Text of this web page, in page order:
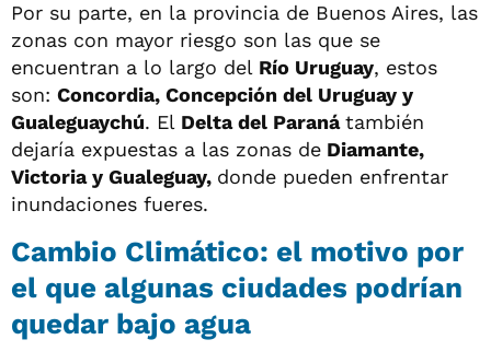
Por su parte, en la provincia de Buenos Aires, las
zonas con mayor riesgo son las que se
encuentran a lo largo del Río Uruguay, estos
son: Concordia, Concepción del Uruguay y
Gualeguaychú. El Delta del Paranátambién
dejaría expuestas a las zonas de Diamante,
Victoria y Gualeguay, donde pueden enfrentar
inundaciones fueres.
Cambio Climático: el motivo por
el que algunas ciudades podrían
quedar bajo agua